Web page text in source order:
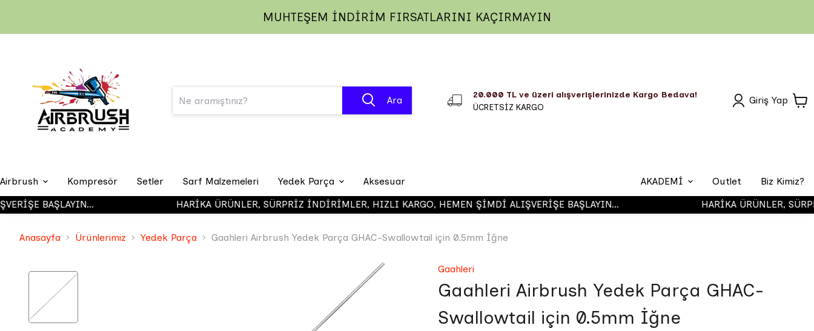
MUHTEŞEM İNDİRİM FIRSATLARINI KAÇIRMAYIN
Ara
20.000 TL ve üzeri alışverişlerinizde Kargo Bedava!
ÜCRETSİZ KARGO
Giriş Yap
Airbrush
Iwata Airbrush Gaahleri Airbrush
Kompresör Setler Sarf Malzemeleri Yedek Parça Aksesuar AKADEMİ Outlet Biz Kimiz?
BAŞLAYIN... HARİKA ÜRÜNLER, SÜRPRİZ İNDİRİMLER, HIZLI KARGO, HEMEN ŞİMDİ ALIŞVERİŞE BAŞLAYIN... HARİKA ÜRÜNLER,
Anasayfa Ürünlerimiz Yedek Parça Gaahleri Airbrush Yedek Parça GHAC-Swallowtail için 0.5mm İğne
Gaahleri
Gaahleri Airbrush Yedek Parça GHAC-
Swallowtail için 0.5mm İğne